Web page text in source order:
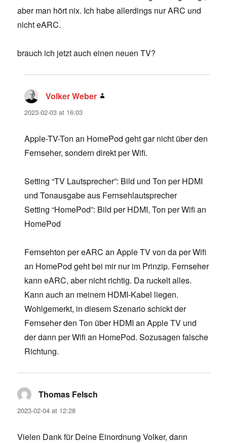
aber man hört nix. Ich habe allerdings nur ARC und
nicht eARC.
brauch ich jetzt auch einen neuen TV?
Volker Weber
2023-02-03 at 16:03
Apple-TV-Ton an HomePod geht gar nicht über den
Fernseher, sondern direkt per Wifi.
Setting “TV Lautsprecher”: Bild und Ton per HDMI
und Tonausgabe aus Fernsehlautsprecher
Setting “HomePod”: Bild per HDMI, Ton per Wifi an
HomePod
Fernsehton per eARC an Apple TV von da per Wifi
an HomePod geht bei mir nur im Prinzip. Fernseher
kann eARC, aber nicht richtig. Da ruckelt alles.
Kann auch an meinem HDMI-Kabel liegen.
Wohlgemerkt, in diesem Szenario schickt der
Fernseher den Ton über HDMI an Apple TV und
der dann per Wifi an HomePod. Sozusagen falsche
Richtung.
Thomas Felsch
2023-02-04 at 12:28
Vielen Dank für Deine Einordnung Volker, dann